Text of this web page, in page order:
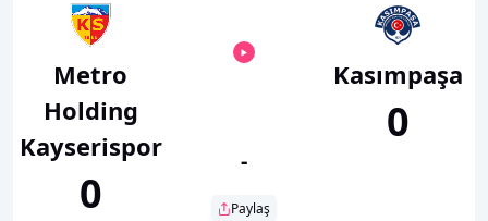
Metro
Holding
Kayserispor
0
-
Paylaş
Kasımpaşa
0